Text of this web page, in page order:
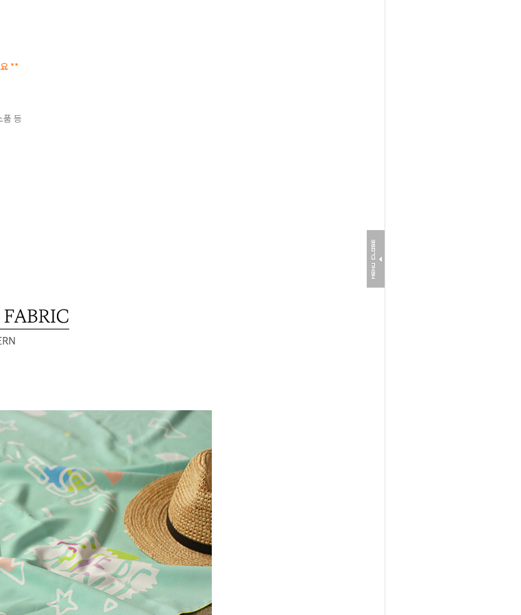
**
품 등